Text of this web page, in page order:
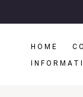
Στο
Περιεχόμενο
HOME